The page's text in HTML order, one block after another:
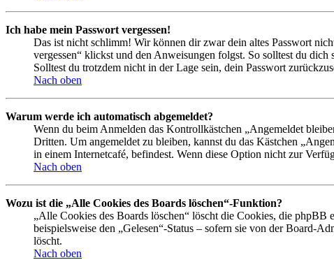
Ich habe mein Passwort vergessen!
Das ist nicht schlimm! Wir können dir zwar dein altes Passwort
vergessen“ klickst und den Anweisungen folgst. So solltest du dich
Solltest du trotzdem nicht in der Lage sein, dein Passwort
Nach oben
Warum werde ich automatisch abgemeldet?
Wenn du beim Anmelden das Kontrollkästchen „Angemeldet
Dritten. Um angemeldet zu bleiben, kannst du das Kästchen
in einem Internetcafé, befindest. Wenn diese Option nicht zur
Nach oben
Wozu ist die „Alle Cookies des Boards löschen“-Funktion?
„Alle Cookies des Boards löschen“ löscht die Cookies, die
beispielsweise den „Gelesen“-Status – sofern sie von der Board-
löscht.
Nach oben